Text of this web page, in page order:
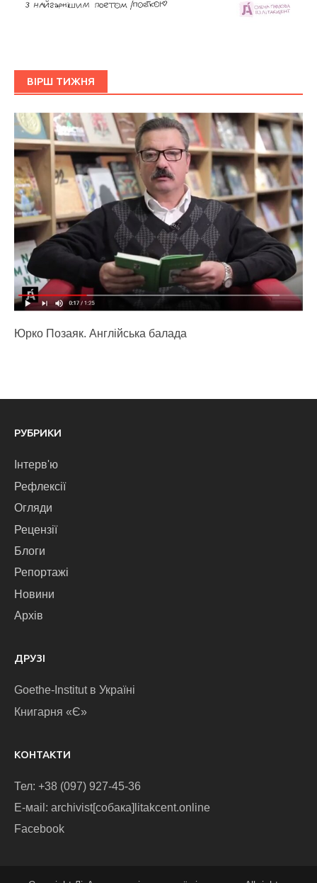
ВІРШ ТИЖНЯ
Юрко Позаяк. Англійська балада
РУБРИКИ
Інтерв'ю
Рефлексії
Огляди
Рецензії
Блоги
Репортажі
Новини
Архів
ДРУЗІ
Goethe-Institut в Україні
Книгарня «Є»
КОНТАКТИ
Тел: +38 (097) 927-45-36
E-маіl: archivist[собака]litakcent.online
Facebook